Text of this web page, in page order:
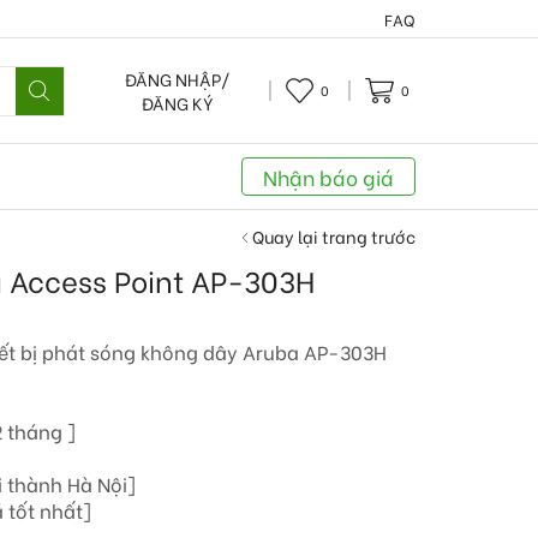
FAQ
ĐĂNG NHẬP/
ĐĂNG KÝ
0 0
Nhận báo giá
Quay lại trang trước
Point AP-303H
bị phát sóng không dây Aruba AP-303H
tháng ]
thành Hà Nội]
tốt nhất]